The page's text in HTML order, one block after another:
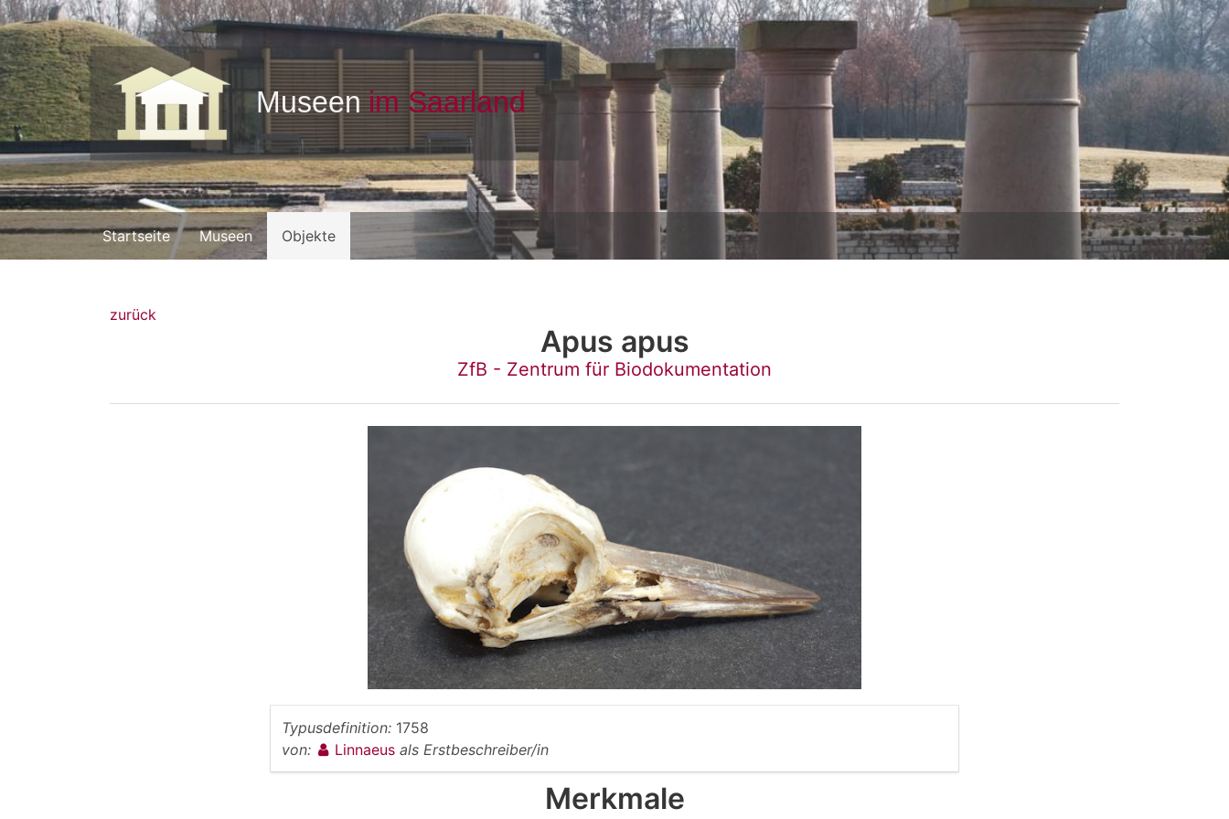
Startseite Museen Objekte
zurück
Apus apus
ZfB - Zentrum für Biodokumentation
Typusdefinition: 1758
von:
Linnaeus als Erstbeschreiber/in
Merkmale